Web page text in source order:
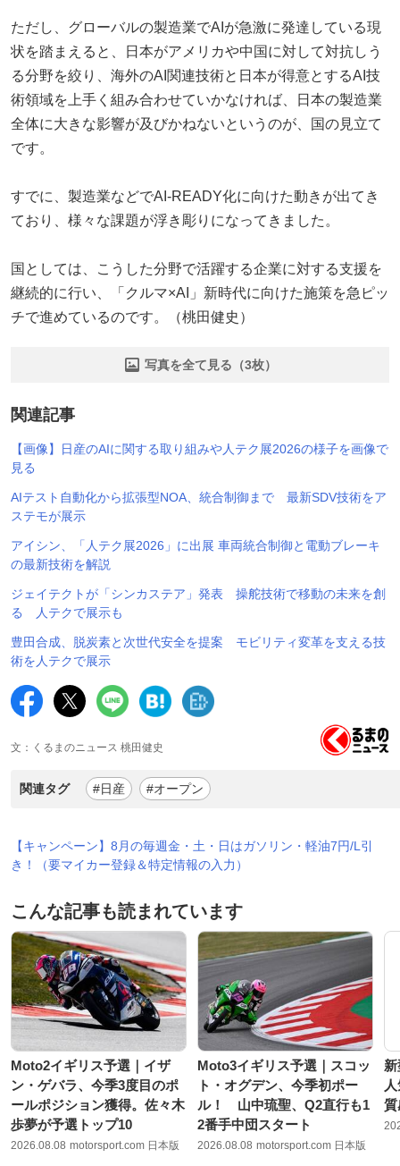
ただし、グローバルの製造業でAIが急激に発達している現
状を踏まえると、日本がアメリカや中国に対して対抗しう
る分野を絞り、海外のAI関連技術と日本が得意とするAI技
術領域を上手く組み合わせていかなければ、日本の製造業
全体に大きな影響が及びかねないというのが、国の見立て
です。
すでに、製造業などでAI-READY化に向けた動きが出てき
ており、様々な課題が浮き彫りになってきました。
国としては、こうした分野で活躍する企業に対する支援を
継続的に行い、「クルマ×AI」新時代に向けた施策を急ピッ
チで進めているのです。（桃田健史）
写真を全て見る（3枚）
関連記事
【画像】日産のAIに関する取り組みや人テク展2026の様子を画像で
見る
AIテスト自動化から拡張型NOA、統合制御まで 最新SDV技術をア
ステモが展示
アイシン、「人テク展2026」に出展 車両統合制御と電動ブレーキ
の最新技術を解説
ジェイテクトが「シンカステア」発表 操舵技術で移動の未来を創
る 人テクで展示も
豊田合成、脱炭素と次世代安全を提案 モビリティ変革を支える技
術を人テクで展示
文：くるまのニュース 桃田健史
関連タグ #日産 #オープン
【キャンペーン】8月の毎週金・土・日はガソリン・軽油7円/L引
き！（要マイカー登録＆特定情報の入力）
こんな記事も読まれています
Moto2イギリス予選｜イザ
ン・ゲバラ、今季3度目のポ
ールポジション獲得。佐々木
歩夢が予選トップ10
2026.08.08 motorsport.com 日本版
Moto3イギリス予選｜スコッ
ト・オグデン、今季初ポー
ル！ 山中琉聖、Q2直行も1
2番手中団スタート
2026.08.08 motorsport.com 日本版
質